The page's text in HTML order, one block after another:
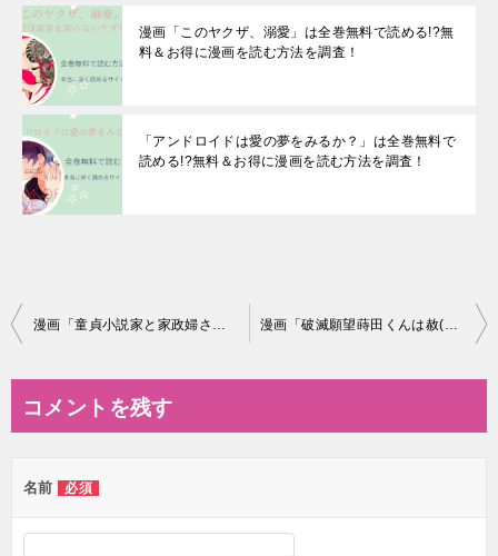
漫画「このヤクザ、溺愛」は全巻無料で読める!?無
料＆お得に漫画を読む⽅法を調査！
「アンドロイドは愛の夢をみるか？」は全巻無料で
読める!?無料＆お得に漫画を読む⽅法を調査！
投
ビ
ー
シ
漫画「童貞小説家と家政婦さん」は全巻無料で読める!?無料＆お得に読めるサイト・アプリを調査！ 漫画「破滅願望蒔田くんは赦(ゆる)されたい」は全巻無料で読める!?無料＆お得に読めるサイト・アプリを調査！
コメントを残す
名前 必須